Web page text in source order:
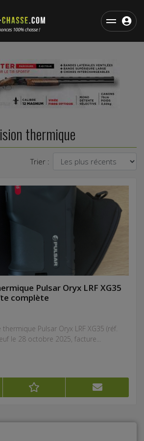
thermique
Trier :
Pulsar Oryx LRF XG35
complète
Pulsar Oryx LRF XG35 (réf.
le 28 octobre 2025, facture...